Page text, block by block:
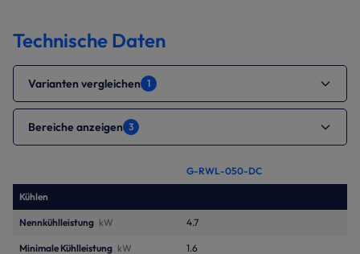
Technische Daten
Varianten vergleichen 1
Bereiche anzeigen 3
G-RWL-050-DC
Kühlen
Nennkühlleistung kW 4.7
Minimale Kühlleistung kW 1.6